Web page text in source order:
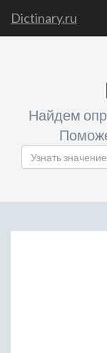
Dictinary.ru
Найдем